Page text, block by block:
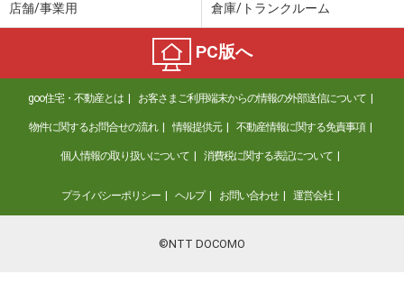
店舗/事業用 倉庫/トランクルーム
PC版へ
goo住宅・不動産とは お客さまご利用端末からの情報の外部送信について
物件に関するお問合せの流れ 情報提供元 不動産情報に関する免責事項
個人情報の取り扱いについて 消費税に関する表記について
プライバシーポリシー ヘルプ お問い合わせ 運営会社
©NTT DOCOMO